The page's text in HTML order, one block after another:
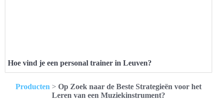
Hoe vind je een personal trainer in Leuven?
Producten > Op Zoek naar de Beste Strategieën voor het
Leren van een Muziekinstrument?